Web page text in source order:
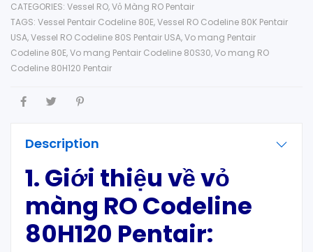
CATEGORIES: Vessel RO,Vỏ Màng RO Pentair
TAGS: Vessel Pentair Codeline 80E,Vessel RO Codeline 80K Pentair
USA,Vessel RO Codeline 80S Pentair USA,Vo mang Pentair
Codeline 80E,Vo mang Pentair Codeline 80S30,Vo mang RO
Codeline 80H120 Pentair
Description
1. Giới thiệu về vỏ
màng RO Codeline
80H120 Pentair: